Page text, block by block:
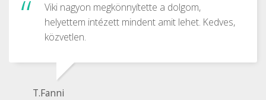
Viki nagyon megkönnyítette a dolgom,
helyettem intézett mindent amit lehet. Kedves,
közvetlen.
T.Fanni